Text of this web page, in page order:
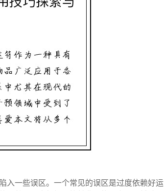
入一些误区。一个常见的误区是过度依赖好运